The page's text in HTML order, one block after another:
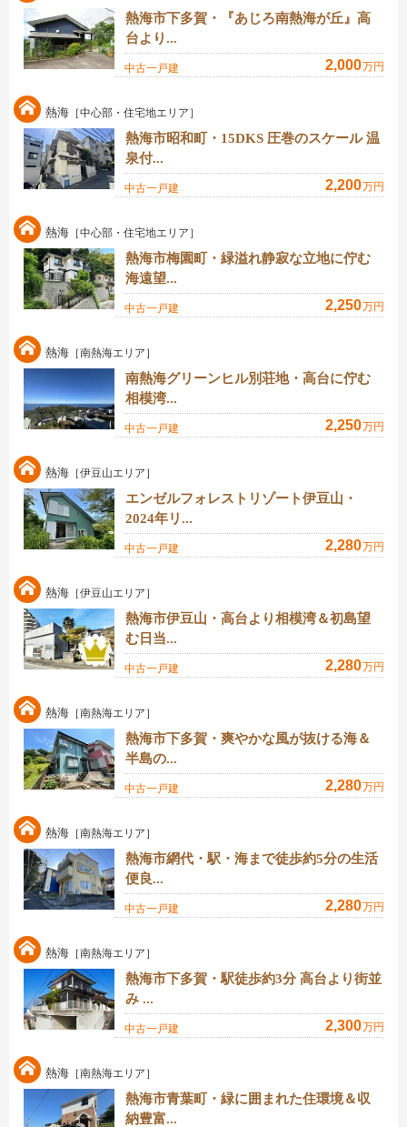
熱海市下多賀・『あじろ南熱海が丘』高
台より...
中古一戸建 2,000万円
熱海 ［中心部・住宅地エリア］
熱海市昭和町・15DKS 圧巻のスケール 温
泉付...
中古一戸建 2,200万円
熱海 ［中心部・住宅地エリア］
熱海市梅園町・緑溢れ静寂な立地に佇む
海遠望...
中古一戸建 2,250万円
熱海 ［南熱海エリア］
南熱海グリーンヒル別荘地・高台に佇む
相模湾...
中古一戸建 2,250万円
熱海 ［伊豆山エリア］
エンゼルフォレストリゾート伊豆山・
2024年リ...
中古一戸建 2,280万円
熱海 ［伊豆山エリア］
熱海市伊豆山・高台より相模湾＆初島望
む日当...
中古一戸建 2,280万円
熱海 ［南熱海エリア］
熱海市下多賀・爽やかな風が抜ける海＆
半島の...
中古一戸建 2,280万円
熱海 ［南熱海エリア］
熱海市網代・駅・海まで徒歩約5分の生活
便良...
中古一戸建 2,280万円
熱海 ［南熱海エリア］
熱海市下多賀・駅徒歩約3分 高台より街並
み ...
中古一戸建 2,300万円
熱海 ［南熱海エリア］
熱海市青葉町・緑に囲まれた住環境＆収
納豊富...